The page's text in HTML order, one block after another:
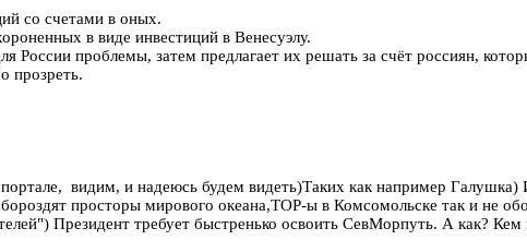
со счетами в оных.
в виде инвестиций в Венесуэлу.
России проблемы, затем предлагает их решать за счёт россиян,
прозреть.
видим, и надеюсь будем видеть)Таких как например
просторы мирового океана,ТОР-ы в Комсомольске так и не
Президент требует быстренько освоить СевМорпуть. А как?